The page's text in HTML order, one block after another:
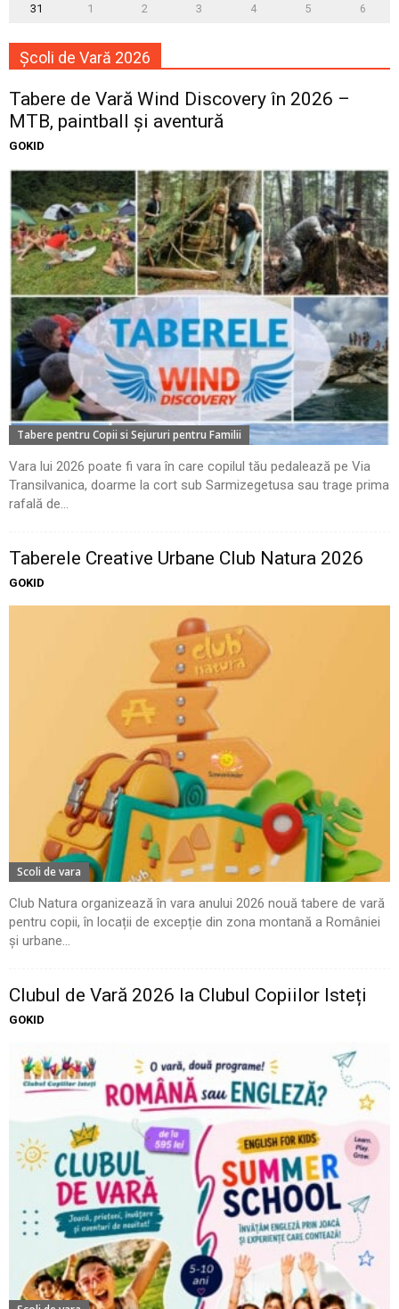
31 1 2 3 4 5 6
Școli de Vară 2026
Tabere de Vară Wind Discovery în 2026 –
MTB, paintball și aventură
GOKID
Tabere pentru Copii si Sejururi pentru Familii
Vara lui 2026 poate fi vara în care copilul tău pedalează pe Via
Transilvanica, doarme la cort sub Sarmizegetusa sau trage prima
rafală de...
Taberele Creative Urbane Club Natura 2026
GOKID
Scoli de vara
Club Natura organizează în vara anului 2026 nouă tabere de vară
pentru copii, în locații de excepție din zona montană a României
și urbane...
Clubul de Vară 2026 la Clubul Copiilor Isteți
GOKID